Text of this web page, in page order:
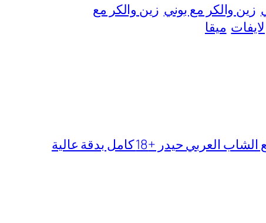
زين والكر مع بوني زين والكر مع
لايفات ميقا
حيدر +18 كامل بدقة عالية